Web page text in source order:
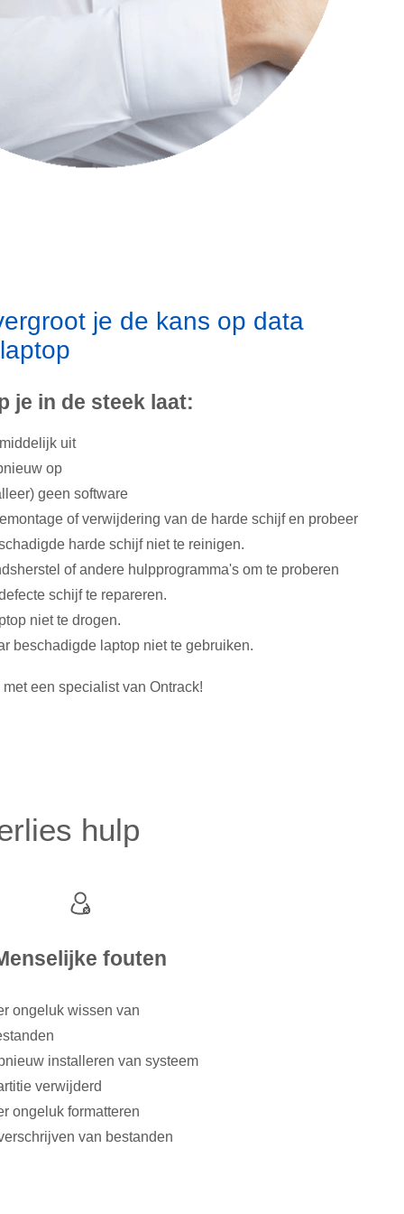
je de kans op data
je in de steek laat:
uit
op
geen software
of verwijdering van de harde schijf en probeer
harde schijf niet te reinigen.
of andere hulpprogramma's om te proberen
schijf te repareren.
niet te drogen.
beschadigde laptop niet te gebruiken.
een specialist van Ontrack!
hulp
fouten
ongeluk wissen van
installeren van systeem
verwijderd
ongeluk formatteren
van bestanden